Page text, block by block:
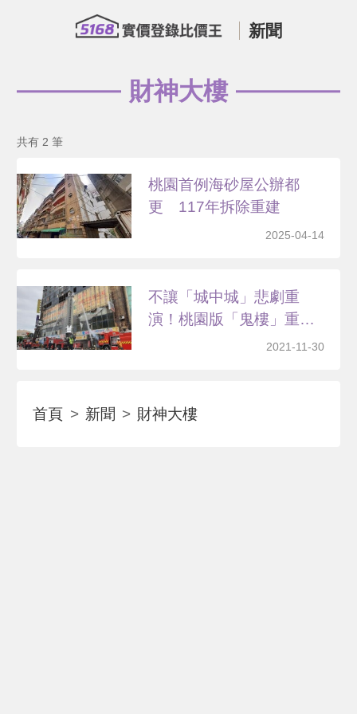
新聞
財神大樓
共有 2 筆
桃園首例海砂屋公辦都
更 117年拆除重建
2025-04-14
不讓「城中城」悲劇重
演！桃園版「鬼樓」重建
2021-11-30
首頁 新聞 財神大樓